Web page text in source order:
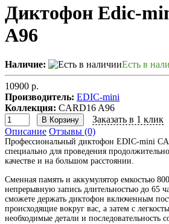
Диктофон Edic-
A96
Наличие: Есть в
10900 р.
Производитель: EDIC-mini
Коллекция: CARD16 A96
В Корзину
Заказать в 1 клик
Описание Отзывы (0)
Профессиональный диктофон EDIC-mini
специально для проведения
качестве и на большом расстоянии.
Сменная память и аккумулятор емкостью
непрерывную запись длительностью до 65
сможете держать диктофон включенным
происходящие вокруг вас, а затем с
необходимые детали и последовательность